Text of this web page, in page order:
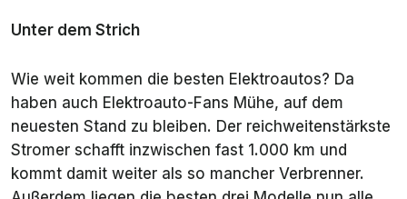
Unter dem Strich
Wie weit kommen die besten Elektroautos? Da
haben auch Elektroauto-Fans Mühe, auf dem
neuesten Stand zu bleiben. Der reichweitenstärkste
Stromer schafft inzwischen fast 1.000 km und
kommt damit weiter als so mancher Verbrenner.